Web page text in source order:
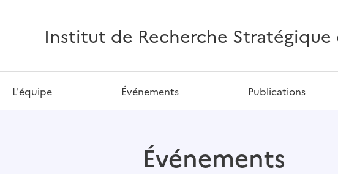
Institut de Recherche
L'équipe Événements Publications
Événements